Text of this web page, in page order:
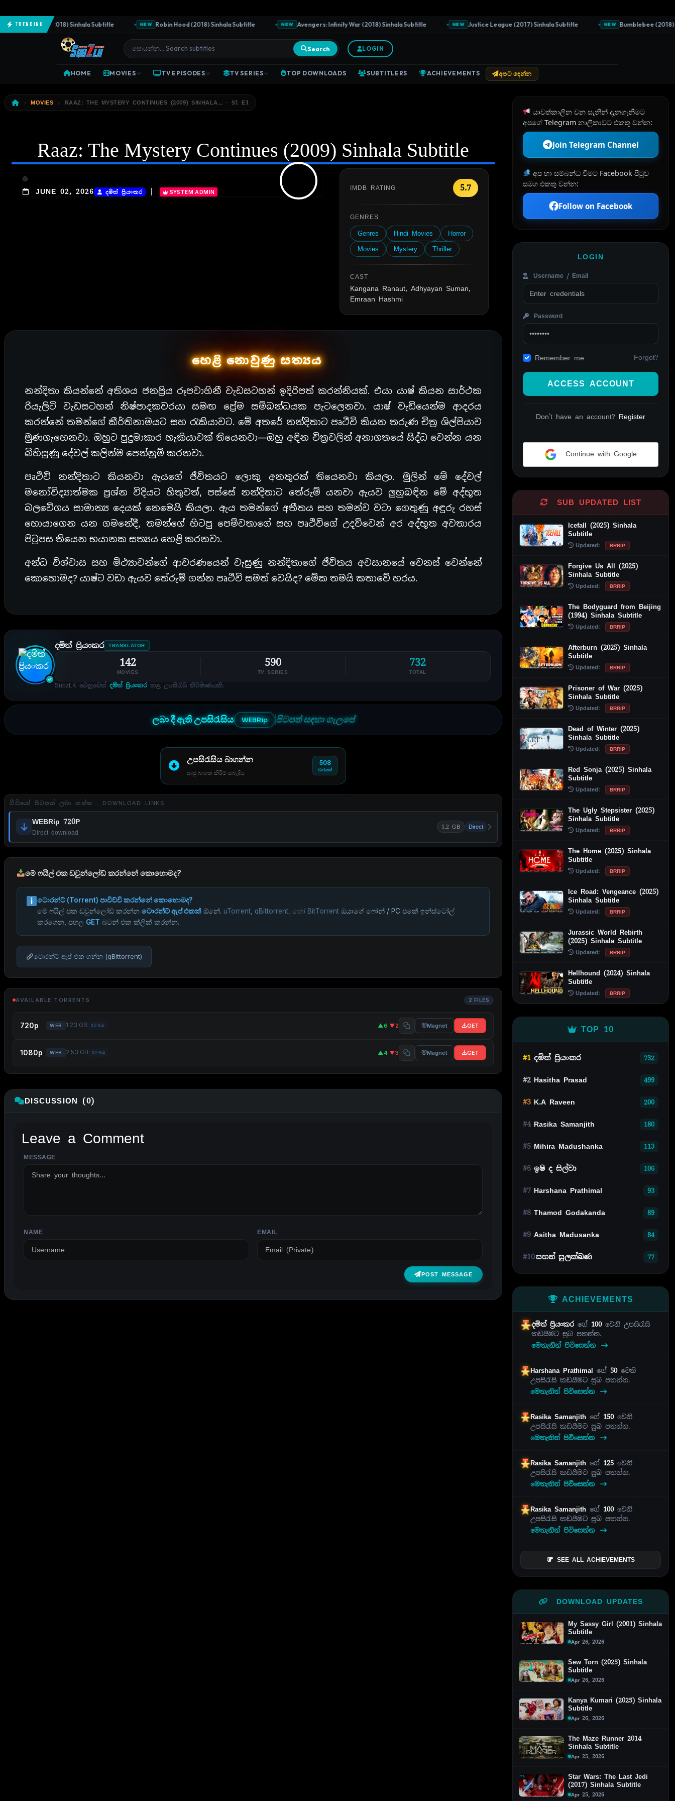
Trending
Predator (2018) Sinhala Subtitle NEW Robin Hood (2018) Sinhala Subtitle NEW Avengers: Infinity War (2018) Sinhala Subtitle NEW Justice League (2017) Sinhala Subtitle NEW Bumblebee (2018)
Search LOGIN
HOME MOVIES TV EPISODES TV SERIES TOP DOWNLOADS SUBTITLERS ACHIEVEMENTS අපට දෙන්න
MOVIES RAAZ: THE MYSTERY CONTINUES (2009) SINHALA… · S1 E1
Raaz: The Mystery Continues (2009) Sinhala Subtitle
JUNE 02, 2026 දමිත් ප්‍රියංකර SYSTEM ADMIN
IMDB RATING 5.7
GENRES
Genres Hindi Movies
Horror
Movies
Mystery Thriller
CAST
Kangana Ranaut, Adhyayan Suman,
Emraan Hashmi
හෙළි නොවුණු සත්‍යය
නන්දිතා කියන්නේ අතිශය ජනප්‍රිය රූපවාහිනී වැඩසටහන් ඉදිරිපත් කරන්නියක්. එයා යාෂ් කියන සාර්ථක
රියැලිටි වැඩසටහන් නිෂ්පාදකවරයා සමඟ ප්‍රේම සම්බන්ධයක පැටලෙනවා. යාෂ් වැඩියෙන්ම ආදරය
කරන්නේ තමන්ගේ කීර්තිනාමයට සහ රැකියාවට. මේ අතරේ නන්දිතාට පෘථිවි කියන තරුණ චිත්‍ර ශිල්පියාව
මුණගැහෙනවා. ඔහුට පුදුමාකාර හැකියාවක් තියෙනවා—ඔහු අඳින චිත්‍රවලින් අනාගතයේ සිද්ධ වෙන්න යන
බිහිසුණු දේවල් කලින්ම පෙන්නුම් කරනවා.
පෘථිවි නන්දිතාට කියනවා ඇයගේ ජීවිතයට ලොකු අනතුරක් තියෙනවා කියලා. මුලින් මේ දේවල්
මනෝවිද්‍යාත්මක ප්‍රශ්න විදියට හිතුවත්, පස්සේ නන්දිතාට තේරුම් යනවා ඇයව ලුහුබඳින මේ අද්භූත
බලවේගය සාමාන්‍ය දෙයක් නෙමෙයි කියලා. ඇය තමන්ගේ අතීතය සහ තමන්ව වටා ගෙතුණු අඳුරු රහස්
හොයාගෙන යන ගමනේදී, තමන්ගේ හිටපු පෙම්වතාගේ සහ පෘථිවිගේ උදව්වෙන් අර අද්භූත අවතාරය
පිටුපස තියෙන භයානක සත්‍යය හෙළි කරනවා.
අන්ධ විශ්වාස සහ මිථ්‍යාවන්ගේ ආවරණයෙන් වැසුණු නන්දිතාගේ ජීවිතය අවසානයේ වෙනස් වෙන්නේ
කොහොමද? යාෂ්ට වඩා ඇයව තේරුම් ගන්න පෘථිවි සමත් වෙයිද? මේක තමයි කතාවේ හරය.
දමිත් ප්‍රියංකර TRANSLATOR
142
MOVIES
590
TV SERIES
732
TOTAL
SubzLK වෙනුවෙන් දමිත් ප්‍රියංකර කළ උපසිරැසි නිර්මාණයකි.
ලබා දී ඇති උපසිරැසිය WEBRip පිටපත් සඳහා ගැලපේ
උපසිරැසිය බාගන්න
සෘජු බාගත කිරීම් සබැඳිය
508
වාරයක්
වීඩියෝ පිටපත් ලබා ගන්න . DOWNLOAD LINKS
WEBRip 720P
Direct download
1.2 GB Direct
මේ ෆයිල් එක ඩවුන්ලෝඩ් කරන්නේ කොහොමද?
ටොරන්ට් (Torrent) පාවිච්චි කරන්නේ කොහොමද?
මේ ෆයිල් එක ඩවුන්ලෝඩ් කරන්නටොරන්ට් ඇප් එකක් ඕනේ. uTorrent, qBittorrent, හෝ BitTorrent ඔයාගේ ෆෝන් / PC එකේ ඉන්ස්ටෝල්
කරගෙන, පහල GET බටන් එක ක්ලික් කරන්න.
ටොරන්ට් ඇප් එක ගන්න (qBittorrent)
AVAILABLE TORRENTS 2 FILES
720p WEB 1.23 GB X264 ▲6·▼2 Magnet GET
1080p WEB 2.53 GB X264 ▲4·▼3 Magnet GET
DISCUSSION (0)
Leave a Comment
MESSAGE
NAME EMAIL
POST MESSAGE
ALTERNATIVE:
යාවත්කාලීන වන සැනින් දැනගැනීමට
අපගේ Telegram නාලිකාවට එකතු වන්න:
Join Telegram Channel
අප හා සම්බන්ධ වීමට Facebook පිටුව
සමග එකතු වන්න:
Follow on Facebook
LOGIN
Username / Email
Password
Remember me Forgot?
ACCESS ACCOUNT
Don't have an account? Register
Continue with Google
SUB UPDATED LIST
Icefall (2025) Sinhala
Subtitle
Updated: BRRIP
Forgive Us All (2025)
Sinhala Subtitle
Updated: BRRIP
The Bodyguard from Beijing
(1994) Sinhala Subtitle
Updated: BRRIP
Afterburn (2025) Sinhala
Subtitle
Updated: BRRIP
Prisoner of War (2025)
Sinhala Subtitle
Updated: BRRIP
Dead of Winter (2025)
Sinhala Subtitle
Updated: BRRIP
Red Sonja (2025) Sinhala
Subtitle
Updated: BRRIP
The Ugly Stepsister (2025)
Sinhala Subtitle
Updated: BRRIP
The Home (2025) Sinhala
Subtitle
Updated: BRRIP
Ice Road: Vengeance (2025)
Sinhala Subtitle
Updated: BRRIP
Jurassic World Rebirth
(2025) Sinhala Subtitle
Updated: BRRIP
Hellhound (2024) Sinhala
Subtitle
Updated: BRRIP
TOP 10
#1 දමිත් ප්‍රියංකර 732
#2 Hasitha Prasad 499
#3 K.A Raveen 200
#4 Rasika Samanjith 180
#5 Mihira Madushanka 113
#6 ඉෂි ද සිල්වා 106
#7 Harshana Prathimal 93
#8 Thamod Godakanda 89
#9 Asitha Madusanka 84
#10සහන් සුලක්ඛණ 77
ACHIEVEMENTS
දමිත් ප්‍රියංකර ගේ 100වෙනි උපසිරැසි
කඩයීමට සුබ පතන්න.
මෙතැනින් පිවිසෙන්න
Harshana Prathimal ගේ 50වෙනි
උපසිරැසි කඩයීමට සුබ පතන්න.
මෙතැනින් පිවිසෙන්න
Rasika Samanjithගේ 150වෙනි
උපසිරැසි කඩයීමට සුබ පතන්න.
මෙතැනින් පිවිසෙන්න
Rasika Samanjithගේ 125 වෙනි
උපසිරැසි කඩයීමට සුබ පතන්න.
මෙතැනින් පිවිසෙන්න
Rasika Samanjithගේ 100වෙනි
උපසිරැසි කඩයීමට සුබ පතන්න.
මෙතැනින් පිවිසෙන්න
SEE ALL ACHIEVEMENTS
DOWNLOAD UPDATES
My Sassy Girl (2001) Sinhala
Subtitle
Apr 26, 2026
Sew Torn (2025) Sinhala
Subtitle
Apr 26, 2026
Kanya Kumari (2025) Sinhala
Subtitle
Apr 26, 2026
The Maze Runner 2014
Sinhala Subtitle
Apr 25, 2026
Star Wars: The Last Jedi
(2017) Sinhala Subtitle
Apr 25, 2026